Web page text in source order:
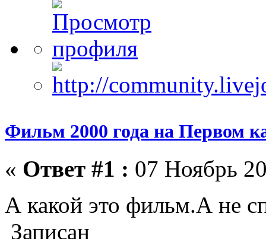
Фильм 2000 года на Первом
« Ответ #1 : 07 Ноябрь
А какой это фильм.А не
Записан